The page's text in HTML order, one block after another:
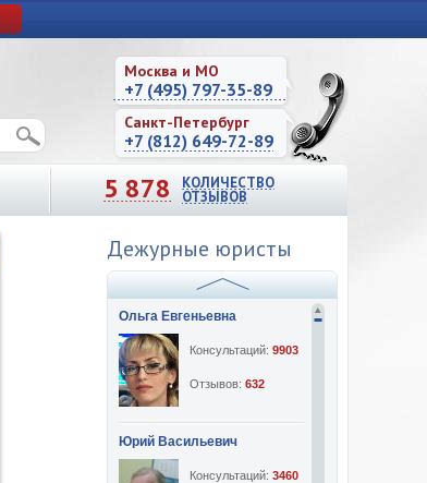
Москва и МО
+7 (495) 797-35-89
Санкт-Петербург
+7 (812) 649-72-89
5 878 КОЛИЧЕСТВО
ОТЗЫВОВ
Дежурные юристы
Ольга Евгеньевна
Консультаций: 9903
Отзывов: 632
Юрий Васильевич
Консультаций: 3460